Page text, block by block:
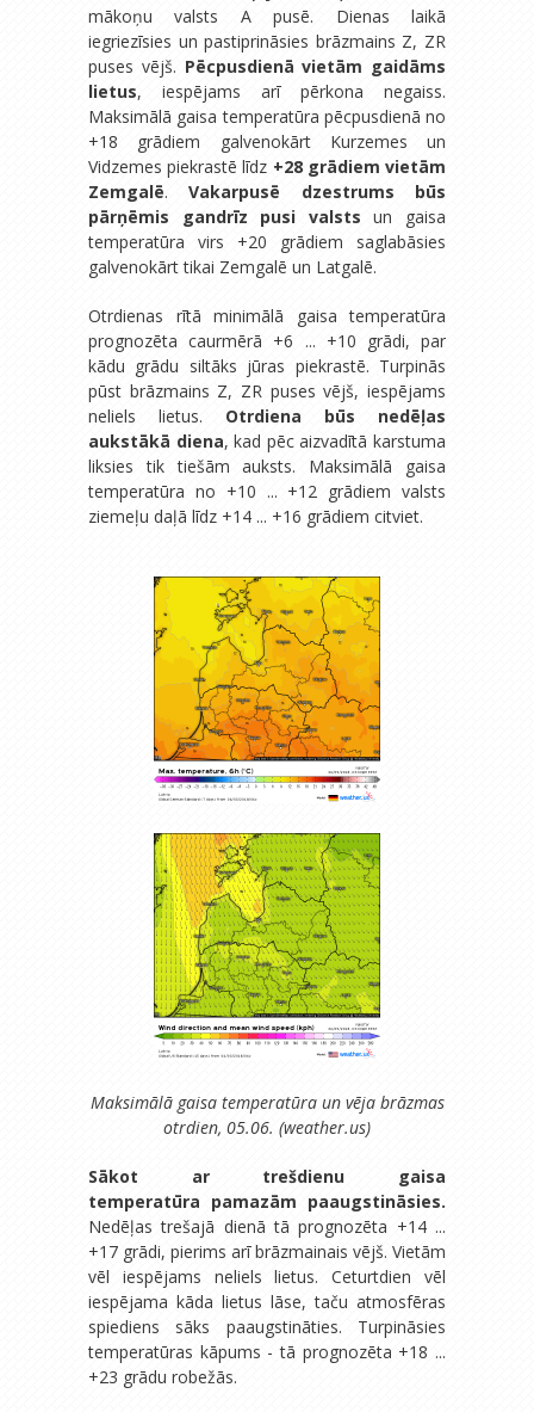
mākoņu valsts A pusē. Dienas laikā
iegriezīsies un pastiprināsies brāzmains Z, ZR
puses vējš. Pēcpusdienā vietām gaidāms
lietus, iespējams arī pērkona negaiss.
Maksimālā gaisa temperatūra pēcpusdienā no
+18 grādiem galvenokārt Kurzemes un
Vidzemes piekrastē līdz +28 grādiem vietām
Zemgalē.Vakarpusē dzestrums būs
pārņēmis gandrīz pusi valsts un gaisa
temperatūra virs +20 grādiem saglabāsies
galvenokārt tikai Zemgalē un Latgalē.
Otrdienas rītā minimālā gaisa temperatūra
prognozēta caurmērā +6 ... +10 grādi, par
kādu grādu siltāks jūras piekrastē. Turpinās
pūst brāzmains Z, ZR puses vējš, iespējams
neliels lietus. Otrdiena būs nedēļas
aukstākā diena, kad pēc aizvadītā karstuma
liksies tik tiešām auksts. Maksimālā gaisa
temperatūra no +10 ... +12 grādiem valsts
ziemeļu daļā līdz +14 ... +16 grādiem citviet.
Maksimālā gaisa temperatūra un vēja brāzmas
otrdien, 05.06. (weather.us)
Sākot ar trešdienu gaisa
temperatūra pamazām paaugstināsies.
Nedēļas trešajā dienā tā prognozēta +14 ...
+17 grādi, pierims arī brāzmainais vējš. Vietām
vēl iespējams neliels lietus. Ceturtdien vēl
iespējama kāda lietus lāse, taču atmosfēras
spiediens sāks paaugstināties. Turpināsies
temperatūras kāpums - tā prognozēta +18 ...
+23 grādu robežās.